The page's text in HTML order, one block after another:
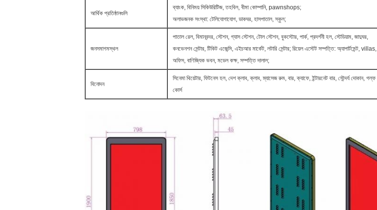
আর্থিক প্রতিষ্ঠানগুলি
ব্যাংক, বিনিময় সিকিউরিটিজ, তহবিল, বীমা কোম্পানি, pawnshops;
অলাভজনক সংস্থা: টেলিযোগাযোগ, ডাকঘর, হাসপাতাল, স্কুল;
জনসমাগমস্থল
পাতাল রেল, বিমানবন্দর, স্টেশন, গ্যাস স্টেশন, টোল স্টেশন, বুকস্টোর, পার্ক, প্রদর্শনী হল, স্টেডিয়াম, জাদুঘর,
কনভেনশন সেন্টার, টিকিট এজেন্সি, এইচআর মার্কেট, লটারি সেন্টার; রিয়েল এস্টেট সম্পত্তি: অ্যাপার্টমেন্ট, villas,
অফিস, বাণিজ্যিক ভবন, মডেল কক্ষ, সম্পত্তি দালাল;
বিনোদন
সিনেমা থিয়েটার, ফিটনেস হল, দেশ ক্লাব, ক্লাব, ম্যাসেজ রুম, বার, ক্যাফে, ইন্টারনেট বার, সৌন্দর্য দোকান, গল্ফ
কোর্স